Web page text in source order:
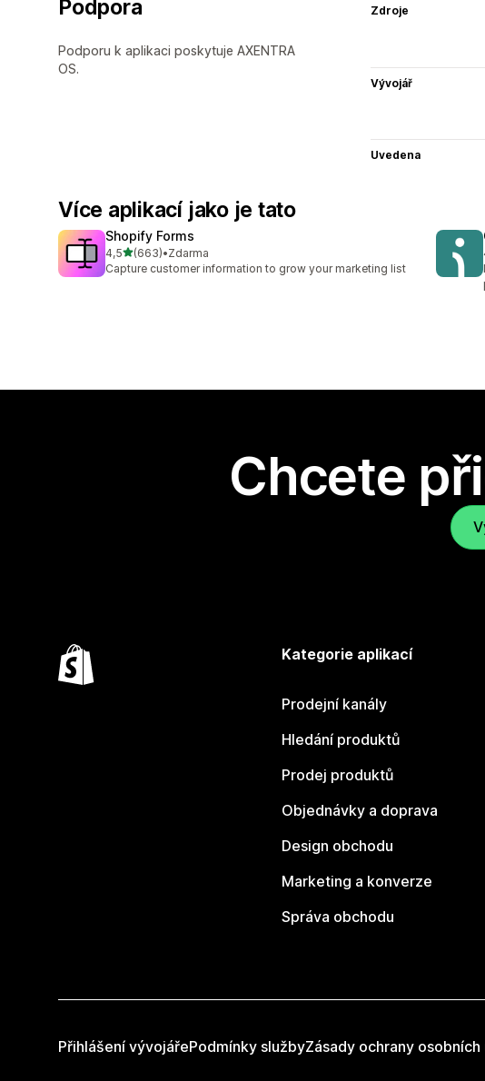
Podpora
Podporu k aplikaci poskytuje AXENTRA
OS.
Zdroje
Vývojář
Uvedena
Více aplikací jako je tato
Shopify Forms
4,5z 5 hvězd
(663)
Celkový počet recenzí: 663
•Zdarma
Capture customer information to grow your marketing list
Chcete
Kategorie aplikací
Prodejní kanály
Hledání produktů
Prodej produktů
Objednávky a doprava
Design obchodu
Marketing a konverze
Správa obchodu
Přihlášení vývojářePodmínky službyZásady ochrany osobních